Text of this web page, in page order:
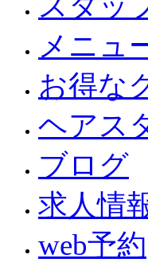
メニュ
お得な
ヘアス
ブログ
求人情
web予約